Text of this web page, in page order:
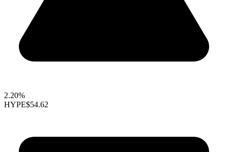
2.20%
HYPE$54.62